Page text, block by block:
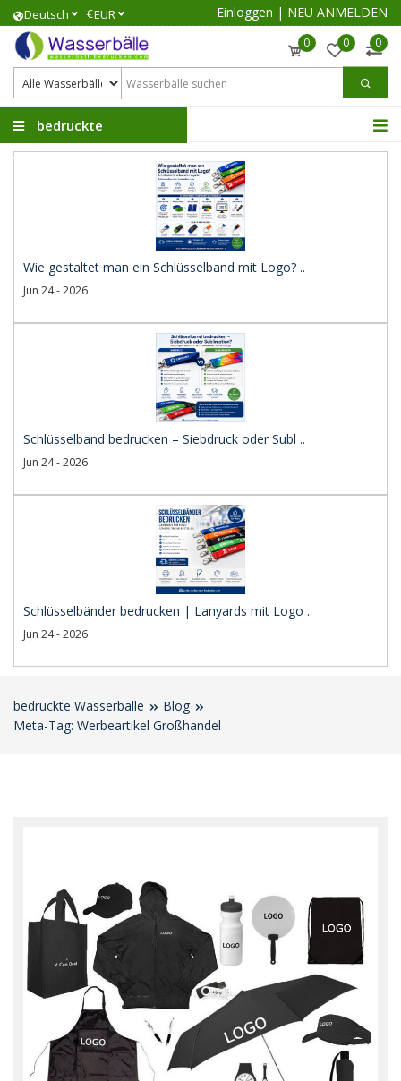
Deutsch €EUR Einloggen | NEU ANMELDEN
0 0 0
bedruckte
Wasserbälle
Wie gestaltet man ein Schlüsselband mit Logo? ..
Jun 24 - 2026
Schlüsselband bedrucken – Siebdruck oder Subl ..
Jun 24 - 2026
Schlüsselbänder bedrucken | Lanyards mit Logo ..
Jun 24 - 2026
bedruckte Wasserbälle
Blog
Meta-Tag: Werbeartikel Großhandel